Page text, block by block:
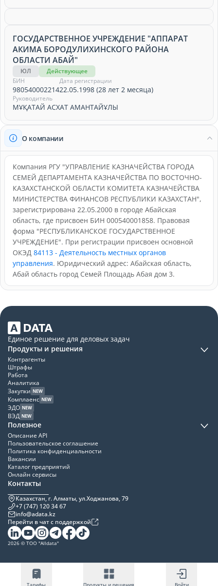
ГОСУДАРСТВЕННОЕ УЧРЕЖДЕНИЕ "АППАРАТ
АКИМА БОРОДУЛИХИНСКОГО РАЙОНА
ОБЛАСТИ АБАЙ"
ЮЛ
Действующее
БИН
980540002214
Дата регистрации
22.05.1998 (28 лет 2 месяца)
Руководитель
МҰҚАТАЙ АСХАТ АМАНТАЙҰЛЫ
О компании
Компания РГУ "УПРАВЛЕНИЕ КАЗНАЧЕЙСТВА ГОРОДА
СЕМЕЙ ДЕПАРТАМЕНТА КАЗНАЧЕЙСТВА ПО ВОСТОЧНО-
КАЗАХСТАНСКОЙ ОБЛАСТИ КОМИТЕТА КАЗНАЧЕЙСТВА
МИНИСТЕРСТВА ФИНАНСОВ РЕСПУБЛИКИ КАЗАХСТАН",
зарегистрирована 22.05.2000 в городе Абайская
область, где присвоен БИН 000540001858. Правовая
форма "РЕСПУБЛИКАНСКОЕ ГОСУДАРСТВЕННОЕ
УЧРЕЖДЕНИЕ". При регистрации присвоен основной
ОКЭД 84113 - Деятельность местных органов
управления. Юридический адрес: Абайская область,
Абай область город Семей Площадь Абая дом 3.
Единое решение для деловых задач
Продукты и решения
Контрагенты
Штрафы
Работа
Аналитика
Закупки NEW
Комплаенс NEW
ЭДО NEW
ВЭД NEW
Полезное
Описание API
Пользовательское соглашение
Политика конфиденциальности
Вакансии
Каталог предприятий
Онлайн сервисы
Контакты
Казахстан, г. Алматы, ул.Ходжанова, 79
+7 (747) 120 34 67
info@adata.kz
Перейти в чат с поддержкой
2026 © ТОО "Alldata"
Тарифы Продукты и решения Войти